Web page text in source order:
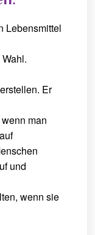
Lebensmittel
Er
man
und
wenn sie